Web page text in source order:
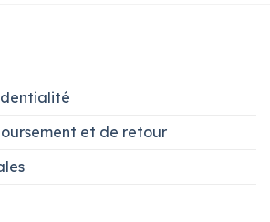
et de retour